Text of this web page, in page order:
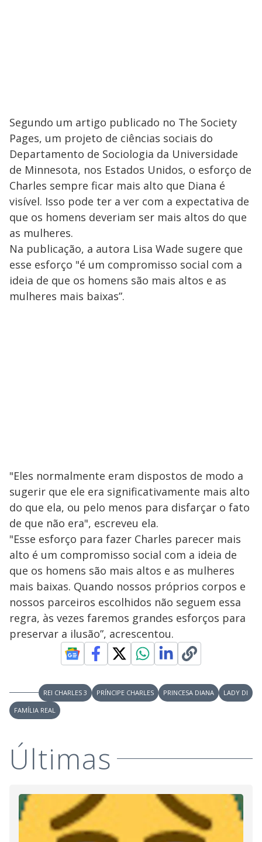
Segundo um artigo publicado no The Society
Pages, um projeto de ciências sociais do
Departamento de Sociologia da Universidade
de Minnesota, nos Estados Unidos, o esforço de
Charles sempre ficar mais alto que Diana é
visível. Isso pode ter a ver com a expectativa de
que os homens deveriam ser mais altos do que
as mulheres.
Na publicação, a autora Lisa Wade sugere que
esse esforço "é um compromisso social com a
ideia de que os homens são mais altos e as
mulheres mais baixas”.
"Eles normalmente eram dispostos de modo a
sugerir que ele era significativamente mais alto
do que ela, ou pelo menos para disfarçar o fato
de que não era", escreveu ela.
"Esse esforço para fazer Charles parecer mais
alto é um compromisso social com a ideia de
que os homens são mais altos e as mulheres
mais baixas. Quando nossos próprios corpos e
nossos parceiros escolhidos não seguem essa
regra, às vezes faremos grandes esforços para
preservar a ilusão”, acrescentou.
REI CHARLES 3 PRÍNCIPE CHARLES PRINCESA DIANA
LADY DI
FAMÍLIA REAL
Últimas